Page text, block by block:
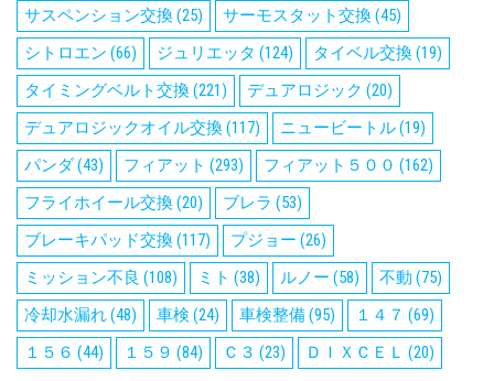
サスペンション交換(25) サーモスタット交換(45)
シトロエン (66) ジュリエッタ (124) タイベル交換(19)
タイミングベルト交換(221) デュアロジック (20)
デュアロジックオイル交換(117) ニュービートル(19)
パンダ(43) フィアット (293) フィアット５００ (162)
フライホイール交換(20) ブレラ (53)
ブレーキパッド交換(117) プジョー (26)
ミッション不良 (108) ミト (38) ルノー (58) 不動 (75)
冷却水漏れ(48) 車検 (24) 車検整備(95) １４７ (69)
１５６ (44) １５９ (84) Ｃ３ (23) ＤＩＸＣＥＬ (20)